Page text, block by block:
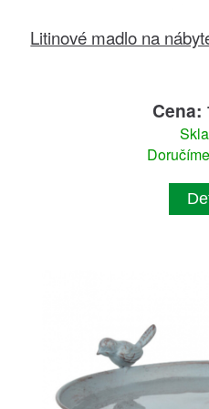
Litinové madlo na
Cena: